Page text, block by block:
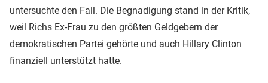
untersuchte den Fall. Die Begnadigung stand in der Kritik,
weil Richs Ex-Frau zu den größten Geldgebern der
demokratischen Partei gehörte und auch Hillary Clinton
finanziell unterstützt hatte.